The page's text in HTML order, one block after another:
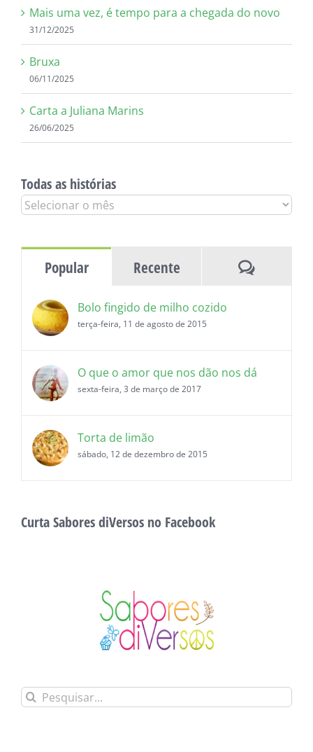
Mais uma vez, é tempo para a chegada do novo
31/12/2025
Bruxa
06/11/2025
Carta a Juliana Marins
26/06/2025
Todas as histórias
Todas
Popular Recente
Bolo fingido de milho cozido
terça-feira, 11 de agosto de 2015
O que o amor que nos dão nos dá
sexta-feira, 3 de março de 2017
Torta de limão
sábado, 12 de dezembro de 2015
Curta Sabores diVersos no Facebook
Buscar